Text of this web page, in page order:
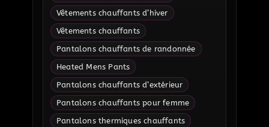
Vêtements chauffants d’hiver
Vêtements chauffants
Pantalons chauffants de randonnée
Heated Mens Pants
Pantalons chauffants d’extérieur
Pantalons chauffants pour femme
Pantalons thermiques chauffants